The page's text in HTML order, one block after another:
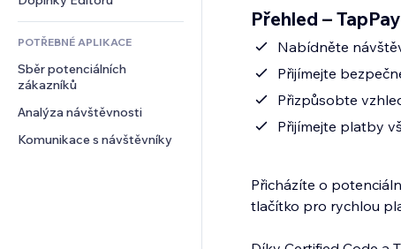
Jídlo a nápoje
Vyhledávání
Počasí
Tabulky a grafy
Reference a recenze
CRM
POTŘEBNÉ APLIKACE
Sběr potenciálních
zákazníků
Analýza návštěvnosti
Komunikace s návštěvníky
Přehled –
Nabídněte
Přijímejte
Přizpůsobte
Přijímejte platby
Přicházíte o
tlačítko pro rychlou